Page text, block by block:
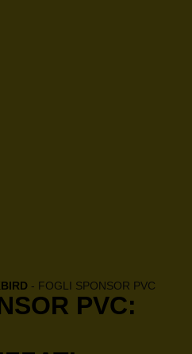
- FOGLI SPONSOR PVC
PVC: